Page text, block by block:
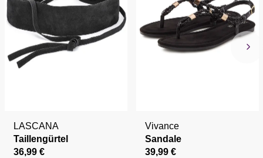
LASCANA
Taillengürtel
36,99 €
Vivance
Sandale
39,99 €